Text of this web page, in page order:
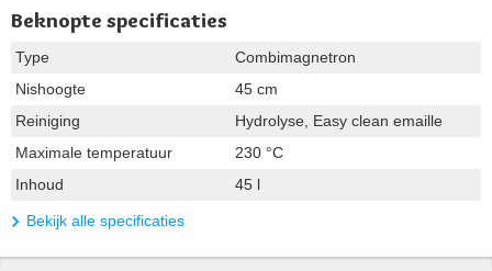
Beknopte specificaties
Type
Combimagnetron
Nishoogte
45 cm
Reiniging
Hydrolyse, Easy clean emaille
Maximale temperatuur
230 °C
Inhoud
45 l
Bekijk alle specificaties